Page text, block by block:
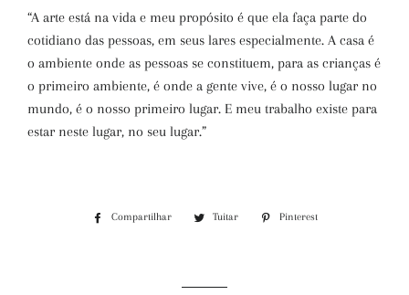
“A arte está na vida e meu propósito é que ela faça parte do
cotidiano das pessoas, em seus lares especialmente. A casa é
o ambiente onde as pessoas se constituem, para as crianças é
o primeiro ambiente, é onde a gente vive, é o nosso lugar no
mundo, é o nosso primeiro lugar. E meu trabalho existe para
estar neste lugar, no seu lugar.”
Compartilhar
Compartilhar
Tuitar Tuitar Pinterest